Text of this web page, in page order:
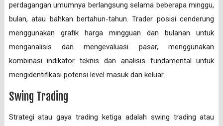
perdagangan umumnya berlangsung selama beberapa minggu,
bulan, atau bahkan bertahun-tahun. Trader posisi cenderung
menggunakan grafik harga mingguan dan bulanan untuk
menganalisis dan mengevaluasi pasar, menggunakan
kombinasi indikator teknis dan analisis fundamental untuk
mengidentifikasi potensi level masuk dan keluar.
Swing Trading
Strategi atau gaya trading ketiga adalah swing trading atau